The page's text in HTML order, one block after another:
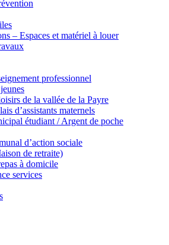
– Espaces et matériel à louer
professionnel
de la vallée de la Payre
d’assistants maternels
étudiant / Argent de poche
d’action sociale
de retraite)
à domicile
services